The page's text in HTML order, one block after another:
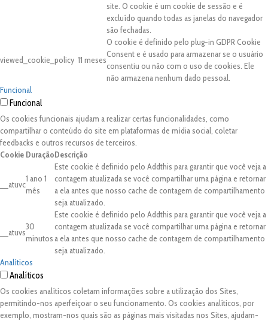
site. O cookie é um cookie de sessão e é
excluído quando todas as janelas do navegador
são fechadas.
viewed_cookie_policy 11 meses
O cookie é definido pelo plug-in GDPR Cookie
Consent e é usado para armazenar se o usuário
consentiu ou não com o uso de cookies. Ele
não armazena nenhum dado pessoal.
Funcional
Funcional
Os cookies funcionais ajudam a realizar certas funcionalidades, como
compartilhar o conteúdo do site em plataformas de mídia social, coletar
feedbacks e outros recursos de terceiros.
Cookie DuraçãoDescrição
__atuvc
1 ano 1
mês
Este cookie é definido pelo Addthis para garantir que você veja a
contagem atualizada se você compartilhar uma página e retornar
a ela antes que nosso cache de contagem de compartilhamento
seja atualizado.
__atuvs
30
minutos
Este cookie é definido pelo Addthis para garantir que você veja a
contagem atualizada se você compartilhar uma página e retornar
a ela antes que nosso cache de contagem de compartilhamento
seja atualizado.
Analíticos
Analíticos
Os cookies analíticos coletam informações sobre a utilização dos Sites,
permitindo-nos aperfeiçoar o seu funcionamento. Os cookies analíticos, por
exemplo, mostram-nos quais são as páginas mais visitadas nos Sites, ajudam-